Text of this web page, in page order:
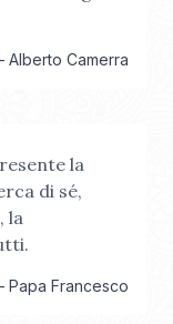
Alberto Camerra
la
di sé,
la
Papa Francesco